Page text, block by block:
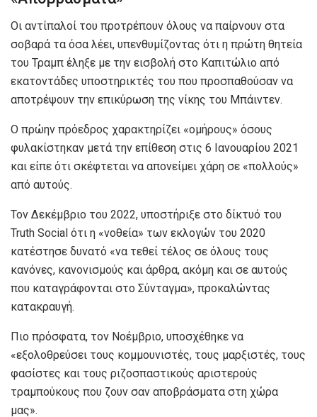
Οι αντίπαλοί του προτρέπουν όλους να παίρνουν στα
σοβαρά τα όσα λέει, υπενθυμίζοντας ότι η πρώτη θητεία
του Τραμπ έληξε με την εισβολή στο Καπιτώλιο από
εκατοντάδες υποστηρικτές του που προσπαθούσαν να
αποτρέψουν την επικύρωση της νίκης του Μπάιντεν.
Ο πρώην πρόεδρος χαρακτηρίζει «ομήρους» όσους
φυλακίστηκαν μετά την επίθεση στις 6 Ιανουαρίου 2021
και είπε ότι σκέφτεται να απονείμει χάρη σε «πολλούς»
από αυτούς.
Τον Δεκέμβριο του 2022, υποστήριξε στο δίκτυό του
Truth Social ότι η «νοθεία» των εκλογών του 2020
κατέστησε δυνατό «να τεθεί τέλος σε όλους τους
κανόνες, κανονισμούς και άρθρα, ακόμη και σε αυτούς
που καταγράφονται στο Σύνταγμα», προκαλώντας
κατακραυγή.
Πιο πρόσφατα, τον Νοέμβριο, υποσχέθηκε να
«εξολοθρεύσει τους κομμουνιστές, τους μαρξιστές, τους
φασίστες και τους ριζοσπαστικούς αριστερούς
τραμπούκους που ζουν σαν αποβράσματα στη χώρα
μας».